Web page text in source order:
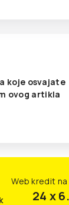
koje osvajate
ovog artikla
Web kredit
24 x